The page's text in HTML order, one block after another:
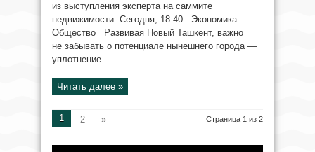
из выступления эксперта на саммите
недвижимости. Сегодня, 18:40 Экономика
Общество Развивая Новый Ташкент, важно
не забывать о потенциале нынешнего города —
уплотнение ...
Читать далее »
Страница 1 из 2
1 2 »